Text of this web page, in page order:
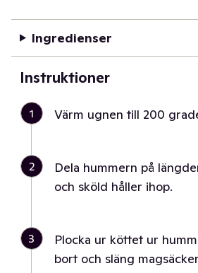
Ingredienser
Instruktioner
1 Värm ugnen till 200
2
Dela hummern på
och sköld håller ihop.
3
Plocka ur köttet ur
bort och släng